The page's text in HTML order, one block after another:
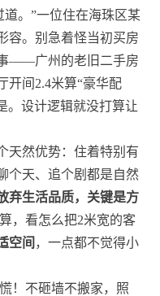
。”一位住在海珠区某
容。别急着怪当初买房
——广州的老旧二手房
开间2.4米算“豪华配
。设计逻辑就没打算让
天然优势：住着特别有
个天、追个剧都是自然
弃生活品质，关键是方
，看怎么把2米宽的客
空间 ，一点都不觉得小